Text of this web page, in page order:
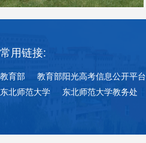
常用链接:
教育部 教育部阳光高考信息公开平台
东北师范大学
东北师范大学教务处